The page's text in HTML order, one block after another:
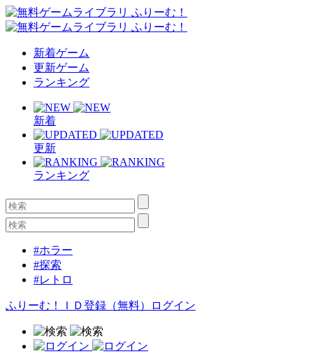
新着ゲーム
更新ゲーム
ランキング
新着
更新
ランキング
#ホラー
#探索
#レトロ
ふりーむ！ＩＤ登録（無料） ログイン